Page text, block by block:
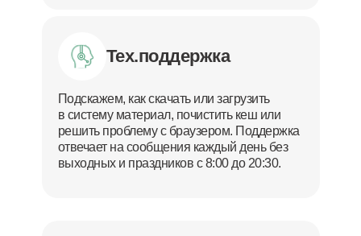
Тех.поддержка
Подскажем, как скачать или загрузить
в систему материал, почистить кеш или
решить проблему с браузером. Поддержка
отвечает на сообщения каждый день без
выходных и праздников с 8:00 до 20:30.